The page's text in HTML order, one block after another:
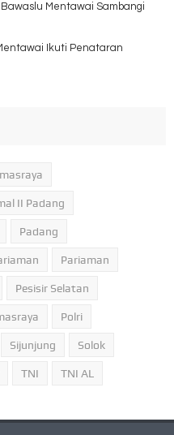
Mentawai Sambangi
Ikuti Penataran
II Padang
Padang
Pariaman
Pesisir Selatan
Polri
Sijunjung Solok
TNI TNI AL